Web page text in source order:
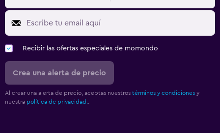
Recibir las ofertas especiales de momondo
Crea una alerta de precio
Al crear una alerta de precio, aceptas nuestros términos y condiciones y
nuestra política de privacidad.